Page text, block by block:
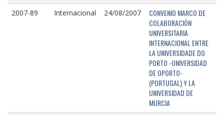
2007-89 Internacional 24/08/2007
CONVENIO MARCO DE
COLABORACIÓN
UNIVERSITARIA
INTERNACIONAL ENTRE
LA UNIVERSIDADE DO
PORTO -UNIVERSIDAD
DE OPORTO-
(PORTUGAL) Y LA
UNIVERSIDAD DE
MURCIA